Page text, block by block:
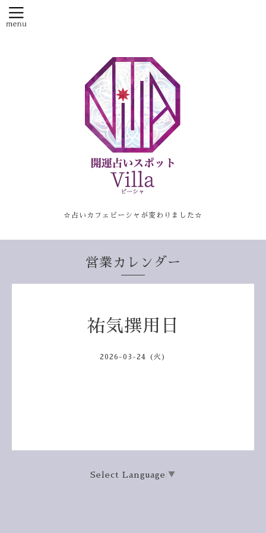
☆占いカフェビーシャが変わりました☆
営業カレンダー
祐気撰用日
2026-03-24 (火)
Select Language ▼